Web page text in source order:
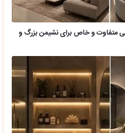
متفاوت و خاص برای نشیمن بزرگ و